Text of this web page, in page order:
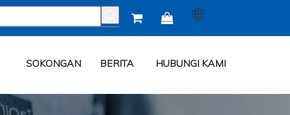
 
SOKONGAN BERITA HUBUNGI KAMI